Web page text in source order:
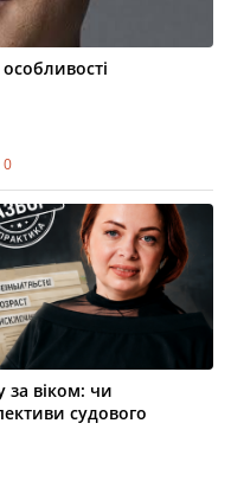
0
за віком: чи
судового